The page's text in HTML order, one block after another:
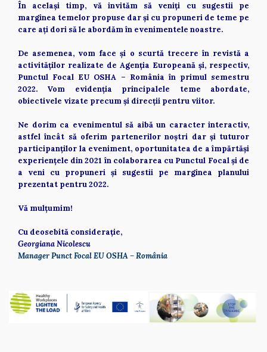
În același timp, vă invităm să veniți cu sugestii pe
marginea temelor propuse dar și cu propuneri de teme pe
care ați dori să le abordăm în evenimentele noastre.
De asemenea, vom face și o scurtă trecere în revistă a
activităților realizate de Agenția Europeană și, respectiv,
Punctul Focal EU OSHA – România în primul semestru
2022. Vom evidenția principalele teme abordate,
obiectivele vizate precum și direcții pentru viitor.
Ne dorim ca evenimentul să aibă un caracter interactiv,
astfel încât să oferim partenerilor noștri dar și tuturor
participanților la eveniment, oportunitatea de a împărtăși
experiențele din 2021 în colaborarea cu Punctul Focal și de
a veni cu propuneri și sugestii pe marginea planului
prezentat pentru 2022.
Vă mulțumim!
Cu deosebită considerație,
Georgiana Nicolescu
Manager Punct Focal EU OSHA – România